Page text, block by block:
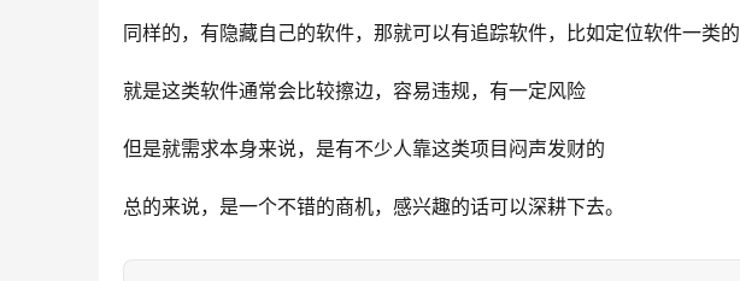
同样的，有隐藏自己的软件，那就可以有追踪软件，比如定位软件一类的
就是这类软件通常会比较擦边，容易违规，有一定风险
但是就需求本身来说，是有不少人靠这类项目闷声发财的
总的来说，是一个不错的商机，感兴趣的话可以深耕下去。